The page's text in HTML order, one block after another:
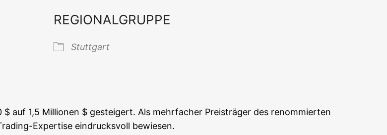
REGIONALGRUPPE
Stutt­gart
auf 1,5 Mil­lio­nen $ gestei­gert. Als mehr­fa­cher Preis­trä­ger des renom­mier­ten
Exper­ti­se ein­drucks­voll bewiesen.